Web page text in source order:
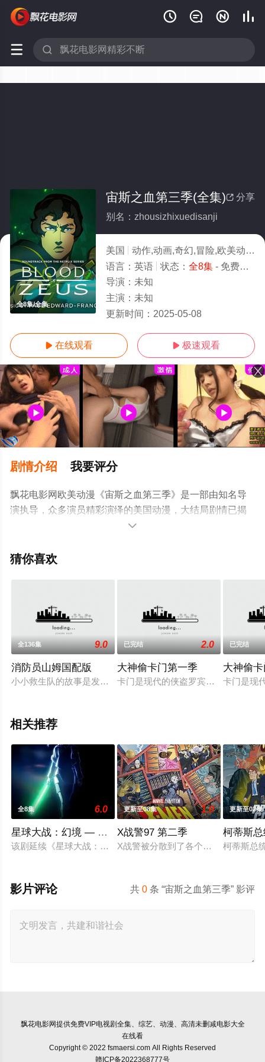
   
 
全8集/全集
 分享
宙斯之血第三季(全集)
别名：zhousizhixuedisanji
美国 动作,动画,奇幻,冒险,欧美动漫
语言： 英语 状态： 全8集- 免费观看
导演： 未知
主演： 未知
更新时间： 2025-05-08
 在线观看  极速观看
剧情介绍 我要评分
飘花电影网欧美动漫《宙斯之血第三季》是一部由知名导
演执导，众多演员精彩演绎的美国动漫，大结局剧情已揭
晓（全8集），手机免费观看高清无删减完整版动漫全集就
剧情网等平台了解。

猜你喜欢
全136集 9.0
消防员山姆国配版
小小救生队的故事是发生在英国威尔斯邦迪的村庄,叙述消防员
已完结 2.0
大神偷卡门第一季
卡门是现代的侠盗罗宾汉，她周游全
已完结
大神偷
卡门是现
相关推荐
全8集 6.0
星球大战：幻境 — 第九个绝地武士
该剧延续《星球大战：幻境》的世界观，见证绝地武士崭新篇章
更新至08集 1.0
X战警97 第二季
X战警被分散到了各个时间线，从过
更新至02集
柯蒂斯
柯蒂斯总
共0 条 “宙斯之血第三季” 影评
影片评论
飘花电影网提供免费VIP电视剧全集、综艺、动漫、高清未删减电影大全
在线看
Copyright © 2022 fsmaersi.com All Rights Reserved
赣ICP备2022368777号